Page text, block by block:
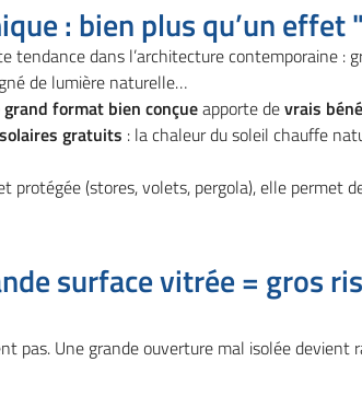
: bien plus qu’un effet
tendance dans l’architecture contemporaine :
de lumière naturelle…
format bien conçueapporte devrais
gratuits : la chaleur du soleil chauffe
protégée (stores, volets, pergola), elle permet
surface vitrée = gros
pas. Une grande ouverture mal isolée devient